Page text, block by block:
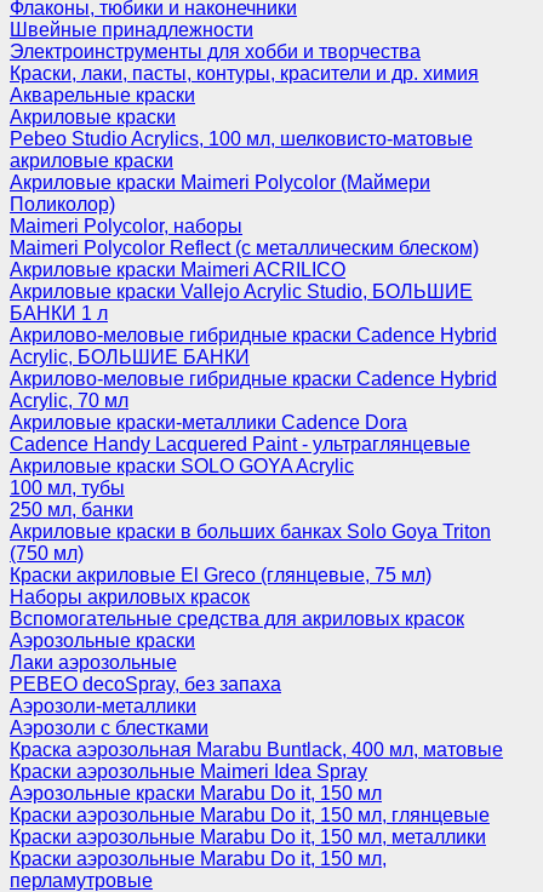
Флаконы, тюбики и наконечники
Швейные принадлежности
Электроинструменты для хобби и творчества
Краски, лаки, пасты, контуры, красители и др. химия
Акварельные краски
Акриловые краски
Pebeo Studio Acrylics, 100 мл, шелковисто-матовые
акриловые краски
Акриловые краски Maimeri Polycolor (Маймери
Поликолор)
Maimeri Polycolor, наборы
Maimeri Polycolor Reflect (с металлическим блеском)
Акриловые краски Maimeri ACRILICO
Акриловые краски Vallejo Acrylic Studio, БОЛЬШИЕ
БАНКИ 1 л
Акрилово-меловые гибридные краски Cadence Hybrid
Acrylic, БОЛЬШИЕ БАНКИ
Акрилово-меловые гибридные краски Cadence Hybrid
Acrylic, 70 мл
Акриловые краски-металлики Cadence Dora
Cadence Handy Lacquered Paint - ультраглянцевые
Акриловые краски SOLO GOYA Acrylic
100 мл, тубы
250 мл, банки
Акриловые краски в больших банках Solo Goya Triton
(750 мл)
Краски акриловые El Greco (глянцевые, 75 мл)
Наборы акриловых красок
Вспомогательные средства для акриловых красок
Аэрозольные краски
Лаки аэрозольные
PEBEO decoSpray, без запаха
Аэрозоли-металлики
Аэрозоли с блестками
Краска аэрозольная Marabu Buntlack, 400 мл, матовые
Краски аэрозольные Maimeri Idea Spray
Аэрозольные краски Marabu Do it, 150 мл
Краски аэрозольные Marabu Do it, 150 мл, глянцевые
Краски аэрозольные Marabu Do it, 150 мл, металлики
Краски аэрозольные Marabu Do it, 150 мл,
перламутровые